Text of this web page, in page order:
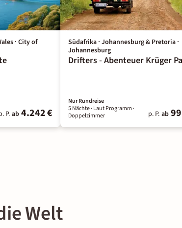
· City of
P. ab 4.242 €
Südafrika · Johannesburg & Pretoria ·
Johannesburg
Drifters - Abenteuer Krüger
Nur Rundreise
5 Nächte· Laut Programm·
Doppelzimmer
p. P. ab
Welt